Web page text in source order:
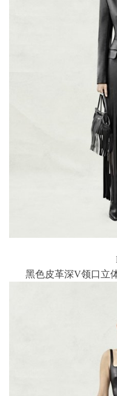
黑色皮革深V领口立